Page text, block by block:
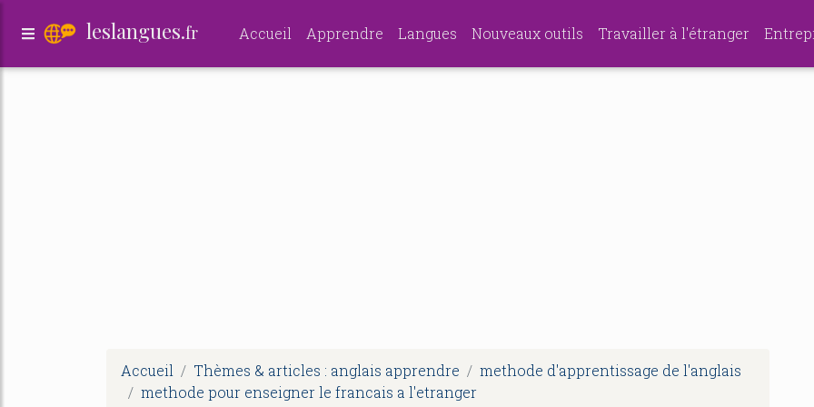
leslangues.fr Accueil Apprendre Langues Nouveaux outils Travailler à l'étranger
Accueil Thèmes & articles : anglais apprendre
methode d'apprentissage de l'anglais
methode pour enseigner le francais a l'etranger